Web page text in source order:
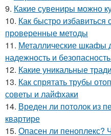
9. Какие сувениры можно
10. Как быстро избавиться
проверенные методы
11. Металлические шкафы
надежность и
12. Какие уникальные
13. Как спрятать трубы
советы и лайфхаки
14. Вреден ли потолок из
квартире
15. Опасен ли пеноплекс?